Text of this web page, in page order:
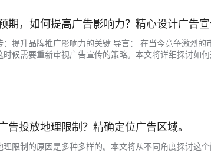
期，如何提高广告影响力？精心设计广告宣
提升品牌推广影响力的关键 导言： 在当今竞争激烈
候需要重新审视广告宣传的策略。本文将详细探讨如
告投放地理限制？精确定位广告区域。
理限制的原因是多种多样的。本文将从不同角度探讨这